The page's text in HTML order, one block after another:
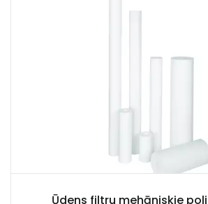
Ūdens filtru mehāniskie